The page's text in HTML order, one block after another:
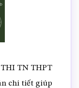
THI TN THPT
chi tiết giúp